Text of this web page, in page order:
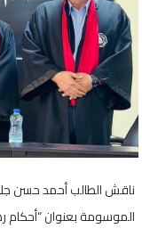
ناقش الطالب أحمد حسن
الموسومة بعنوان